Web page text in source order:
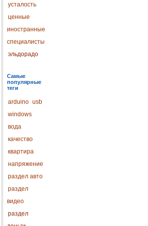
усталость
ценные
иностранные
специалисты
эльдорадо
Самые
популярные
теги
arduino usb
windows
вода
качество
квартира
напряжение
раздел авто
раздел
видео
раздел